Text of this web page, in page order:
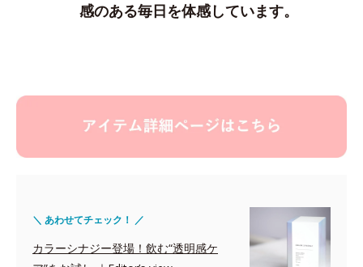
感のある毎日を体感しています。
＼ あわせてチェック！ ／
カラーシナジー登場！飲む“透明感ケ